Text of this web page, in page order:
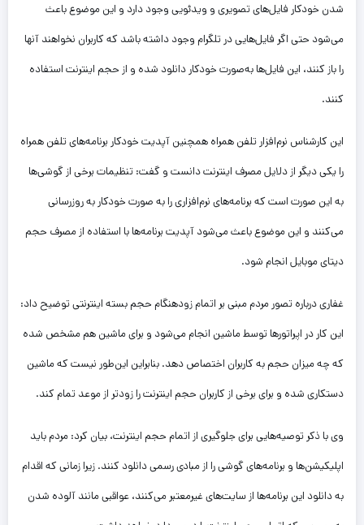
شدن خودکار فایل‌های تصویری و ویدئویی وجود دارد و این موضوع باعث
می‌شود حتی اگر فایل‌هایی در تلگرام وجود داشته باشد که کاربران نخواهند آنها
را باز کنند، این فایل‌ها به‌صورت خودکار دانلود شده و از حجم اینترنت استفاده
کنند.
این کارشناس نرم‌افزار تلفن همراه همچنین آپدیت خودکار برنامه‌های تلفن همراه
را یکی دیگر از دلایل مصرف اینترنت دانست و گفت: تنظیمات برخی از گوشی‌ها
به این صورت است که برنامه‌های نرم‌افزاری را به صورت خودکار به روزرسانی
می‌کنند و این موضوع باعث می‌شود آپدیت برنامه‌ها با استفاده از مصرف حجم
دیتای موبایل انجام شود.
غفاری درباره تصور مردم مبنی بر اتمام زودهنگام حجم بسته اینترنتی توضیح داد:
این کار در اپراتورها توسط ماشین انجام می‌شود و برای ماشین هم مشخص شده
که چه میزان حجم به کاربران اختصاص دهد. بنابراین این‌طور نیست که ماشین
دستکاری شده و برای برخی از کاربران حجم اینترنت را زودتر از موعد تمام کند.
وی با ذکر توصیه‌هایی برای جلوگیری از اتمام حجم اینترنت، بیان کرد: مردم باید
اپلیکیشن‌ها و برنامه‌های گوشی را از مبادی رسمی دانلود کنند. زیرا زمانی که اقدام
به دانلود این برنامه‌ها از سایت‌های غیرمعتبر می‌کنند، عواقبی مانند آلوده شدن